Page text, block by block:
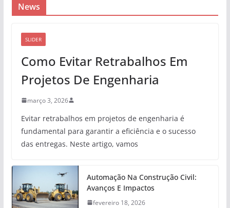
News
SLIDER
Como Evitar Retrabalhos Em
Projetos De Engenharia
março 3, 2026
Evitar retrabalhos em projetos de engenharia é
fundamental para garantir a eficiência e o sucesso
das entregas. Neste artigo, vamos
Automação Na Construção Civil:
Avanços E Impactos
fevereiro 18, 2026